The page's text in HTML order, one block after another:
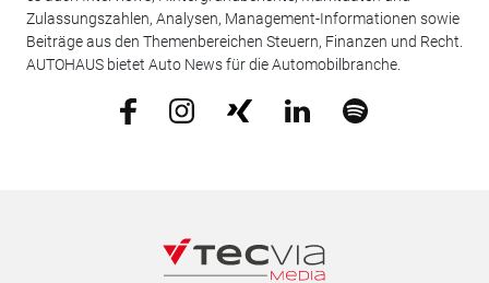
Zulassungszahlen, Analysen, Management-Informationen sowie
Beiträge aus den Themenbereichen Steuern, Finanzen und Recht.
AUTOHAUS bietet Auto News für die Automobilbranche.